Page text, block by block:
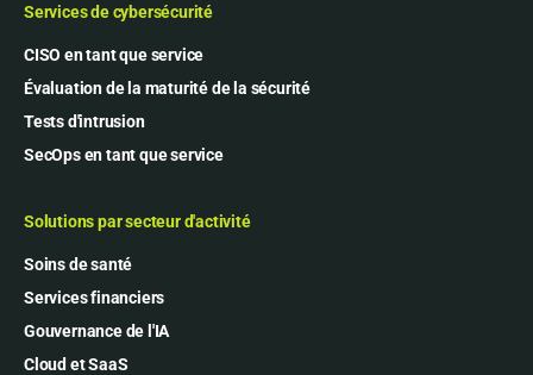
Services de cybersécurité
CISO en tant que service
Évaluation de la maturité de la sécurité
Tests d'intrusion
SecOps en tant que service
Solutions par secteur d'activité
Soins de santé
Services financiers
Gouvernance de l'IA
Cloud et SaaS